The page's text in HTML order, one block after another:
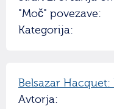
"Moč" povezave:
Kategorija:
Belsazar Hacquet:
Avtorja: